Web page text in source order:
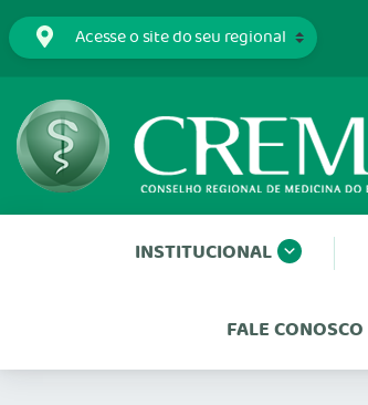
INSTITUCIONAL
FALE CONOSCO